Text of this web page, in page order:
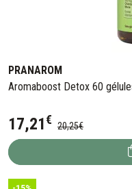
PRANAROM
Aromaboost Detox 60
17,21€ 20,25€